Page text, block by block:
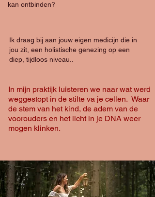
kan ontbinden?
Ik draag bij aan jouw eigen medicijn die in
jou zit, een holistische genezing op een
diep, tijdloos niveau..
In mijn praktijk luisteren we naar wat werd
weggestopt in de stilte va je cellen. Waar
de stem van het kind, de adem van de
voorouders en het licht in je DNA weer
mogen klinken.